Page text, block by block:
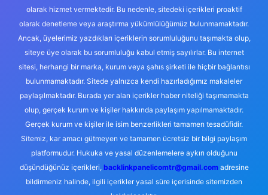
olarak hizmet vermektedir. Bu nedenle, sitedeki içerikleri proaktif
olarak denetleme veya araştırma yükümlülüğümüz bulunmamaktadır.
Ancak, üyelerimiz yazdıkları içeriklerin sorumluluğunu taşımakta olup,
siteye üye olarak bu sorumluluğu kabul etmiş sayılırlar. Bu internet
sitesi, herhangi bir marka, kurum veya şahıs şirketi ile hiçbir bağlantısı
bulunmamaktadır. Sitede yalnızca kendi hazırladığımız makaleler
paylaşılmaktadır. Burada yer alan içerikler haber niteliği taşımamakta
olup, gerçek kurum ve kişiler hakkında paylaşım yapılmamaktadır.
Gerçek kurum ve kişiler ile isim benzerlikleri tamamen tesadüfidir.
Sitemiz, kar amacı gütmeyen ve tamamen ücretsiz bir bilgi paylaşım
platformudur. Hukuka ve yasal düzenlemelere aykırı olduğunu
düşündüğünüz içerikleri, backlinkpanelicomtr@gmail.comadresine
bildirmeniz halinde, ilgili içerikler yasal süre içerisinde sitemizden